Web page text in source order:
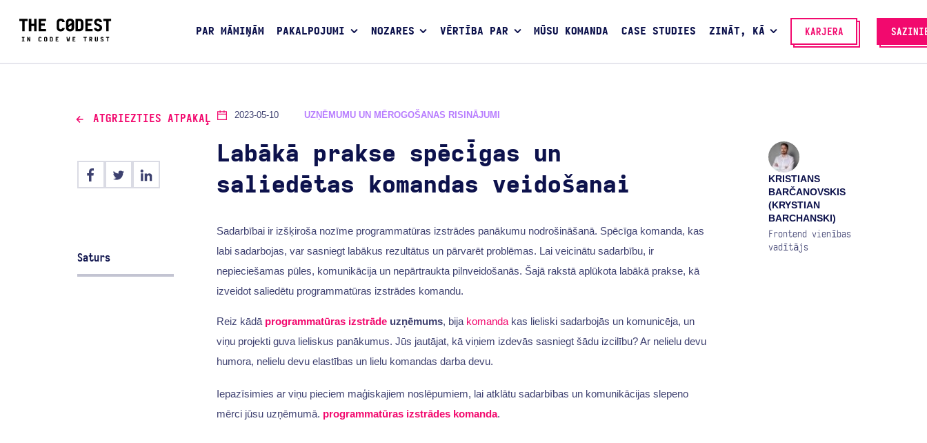
PAR MĀMIŅĀM PAKALPOJUMI NOZARES VĒRTĪBA PAR MŪSU KOMANDA CASE STUDIES ZINĀT, KĀ KARJERA
ATGRIEZTIES ATPAKAĻ
Saturs
2023-05-10 UZŅĒMUMU UN MĒROGOŠANAS RISINĀJUMI
Labākā prakse spēcīgas un
saliedētas komandas veidošanai
KRISTIANS
BARČANOVSKIS
(KRYSTIAN
BARCHANSKI)
Frontend vienības
vadītājs
Sadarbībai ir izšķiroša nozīme programmatūras izstrādes panākumu nodrošināšanā. Spēcīga komanda, kas
labi sadarbojas, var sasniegt labākus rezultātus un pārvarēt problēmas. Lai veicinātu sadarbību, ir
nepieciešamas pūles, komunikācija un nepārtraukta pilnveidošanās. Šajā rakstā aplūkota labākā prakse, kā
izveidot saliedētu programmatūras izstrādes komandu.
Reiz kādā programmatūras izstrādeuzņēmums, bija komandakas lieliski sadarbojās un komunicēja, un
viņu projekti guva lieliskus panākumus. Jūs jautājat, kā viņiem izdevās sasniegt šādu izcilību? Ar nelielu devu
humora, nelielu devu elastības un lielu komandas darba devu.
Iepazīsimies ar viņu pieciem maģiskajiem noslēpumiem, lai atklātu sadarbības un komunikācijas slepeno
mērci jūsu uzņēmumā. programmatūras izstrādes komanda.